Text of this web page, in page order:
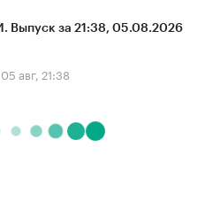
Выпуск за 21:38, 05.08.2026
05 авг, 21:38